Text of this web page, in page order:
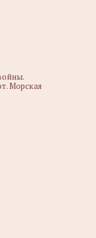
Морская